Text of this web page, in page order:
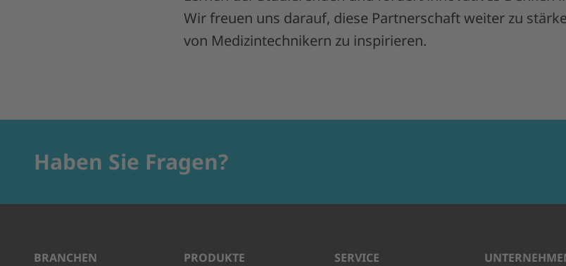
Wir freuen uns darauf, diese Partnerschaft weiter zu
von Medizintechnikern zu inspirieren.
Haben Sie Fragen?
BRANCHEN
PRODUKTE
SERVICE